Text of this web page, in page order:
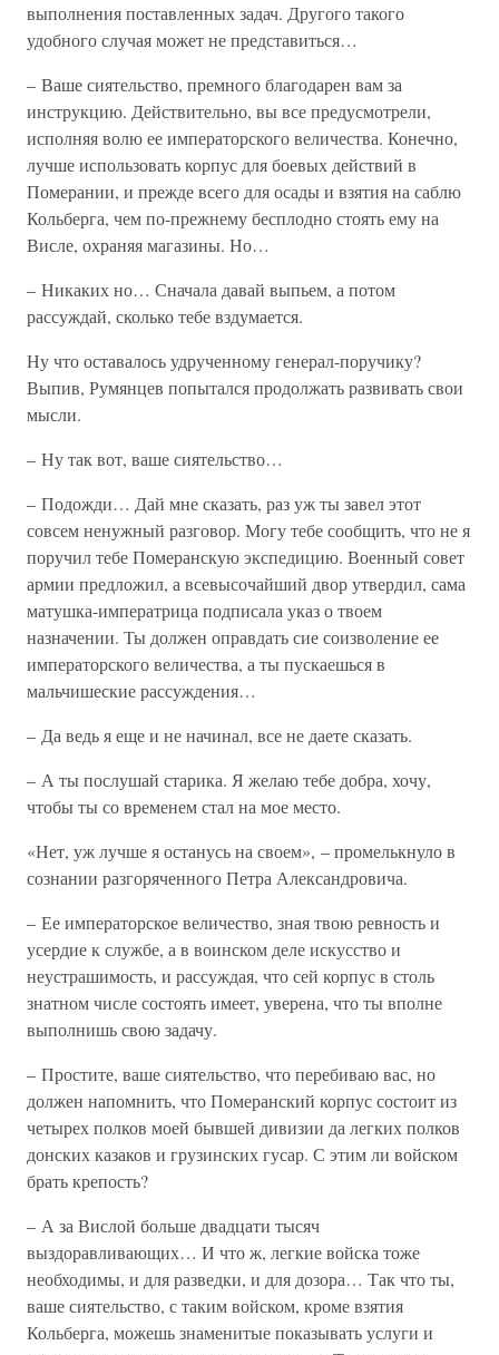
выполнения поставленных задач. Другого такого
удобного случая может не представиться…
– Ваше сиятельство, премного благодарен вам за
инструкцию. Действительно, вы все предусмотрели,
исполняя волю ее императорского величества. Конечно,
лучше использовать корпус для боевых действий в
Померании, и прежде всего для осады и взятия на саблю
Кольберга, чем по-прежнему бесплодно стоять ему на
Висле, охраняя магазины. Но…
– Никаких но… Сначала давай выпьем, а потом
рассуждай, сколько тебе вздумается.
Ну что оставалось удрученному генерал-поручику?
Выпив, Румянцев попытался продолжать развивать свои
мысли.
– Ну так вот, ваше сиятельство…
– Подожди… Дай мне сказать, раз уж ты завел этот
совсем ненужный разговор. Могу тебе сообщить, что не я
поручил тебе Померанскую экспедицию. Военный совет
армии предложил, а всевысочайший двор утвердил, сама
матушка-императрица подписала указ о твоем
назначении. Ты должен оправдать сие соизволение ее
императорского величества, а ты пускаешься в
мальчишеские рассуждения…
– Да ведь я еще и не начинал, все не даете сказать.
– А ты послушай старика. Я желаю тебе добра, хочу,
чтобы ты со временем стал на мое место.
«Нет, уж лучше я останусь на своем», – промелькнуло в
сознании разгоряченного Петра Александровича.
– Ее императорское величество, зная твою ревность и
усердие к службе, а в воинском деле искусство и
неустрашимость, и рассуждая, что сей корпус в столь
знатном числе состоять имеет, уверена, что ты вполне
выполнишь свою задачу.
– Простите, ваше сиятельство, что перебиваю вас, но
должен напомнить, что Померанский корпус состоит из
четырех полков моей бывшей дивизии да легких полков
донских казаков и грузинских гусар. С этим ли войском
брать крепость?
– А за Вислой больше двадцати тысяч
выздоравливающих… И что ж, легкие войска тоже
необходимы, и для разведки, и для дозора… Так что ты,
ваше сиятельство, с таким войском, кроме взятия
Кольберга, можешь знаменитые показывать услуги и